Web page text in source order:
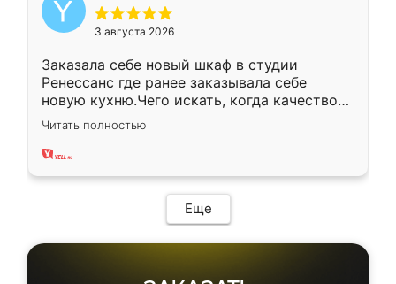
3 августа 2026
Заказала себе новый шкаф в студии
Ренессанс где ранее заказывала себе
новую кухню.Чего искать, когда качеством
вполне довольна. Служит кухня уже почти
два года, нареканий нет.
Читать полностью
Еще